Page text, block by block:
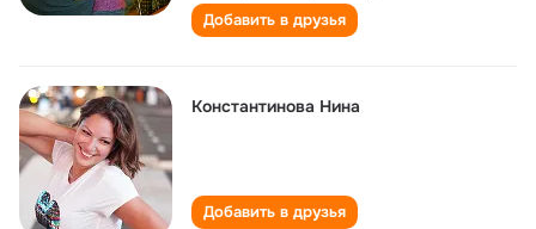
Добавить в друзья
Константинова Нина
Добавить в друзья